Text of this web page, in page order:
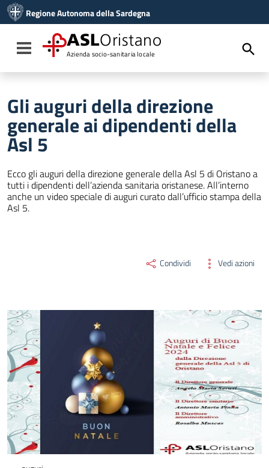
Vai al menu di navigazione
Vai al footer
Regione Autonoma della Sardegna
Toggle navigation
ASLOristano
Azienda socio-sanitaria locale
Gli auguri della direzione
generale ai dipendenti della
Asl 5
Ecco gli auguri della direzione generale della Asl 5 di Oristano a
tutti i dipendenti dell’azienda sanitaria oristanese. All’interno
anche un video speciale di auguri curato dall’ufficio stampa della
Asl 5.
Condividi Vedi azioni